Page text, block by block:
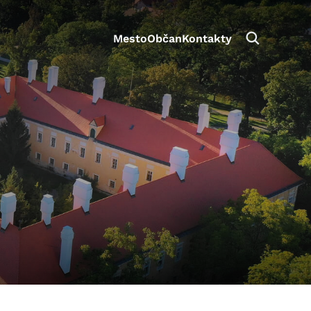
MestoObčanKontakty
aktivite a preferenciách.
alebo aby sa uložila